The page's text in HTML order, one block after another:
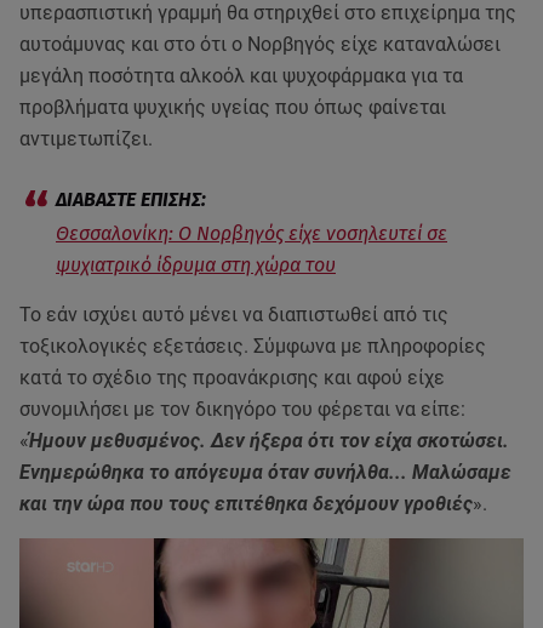
υπερασπιστική γραμμή θα στηριχθεί στο επιχείρημα της
αυτοάμυνας και στο ότι ο Νορβηγός είχε καταναλώσει
μεγάλη ποσότητα αλκοόλ και ψυχοφάρμακα για τα
προβλήματα ψυχικής υγείας που όπως φαίνεται
αντιμετωπίζει.
Θεσσαλονίκη: O Νορβηγός είχε νοσηλευτεί σε
ψυχιατρικό ίδρυμα στη χώρα του
Το εάν ισχύει αυτό μένει να διαπιστωθεί από τις
τοξικολογικές εξετάσεις. Σύμφωνα με πληροφορίες
κατά το σχέδιο της προανάκρισης και αφού είχε
συνομιλήσει με τον δικηγόρο του φέρεται να είπε:
«Ήμουν μεθυσμένος. Δεν ήξερα ότι τον είχα σκοτώσει.
Ενημερώθηκα το απόγευμα όταν συνήλθα... Μαλώσαμε
και την ώρα που τους επιτέθηκα δεχόμουν γροθιές».